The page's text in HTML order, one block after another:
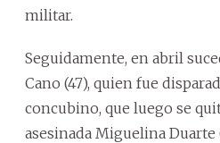
militar.
Seguidamente, en abril
Cano (47), quien fue
concubino, que luego se
asesinada Miguelina Duarte